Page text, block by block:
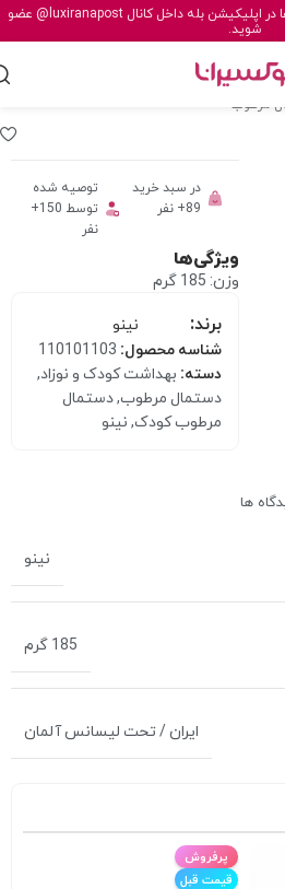
اپلیکیشن بله داخل کانال@luxiranapost عضو
شوید.
مرطوب
کنید
در سبد خرید
89+ نفر
توصیه شده
توسط 150+
نفر
ویژگی‌ها
وزن: 185 گرم
برند:
نینو
شناسه محصول: 110101103
دسته: بهداشت کودک و نوزاد,
دستمال مرطوب,دستمال
مرطوب کودک, نینو
ها
نینو
185 گرم
ایران / تحت لیسانس آلمان
پرفروش
قیمت قبل